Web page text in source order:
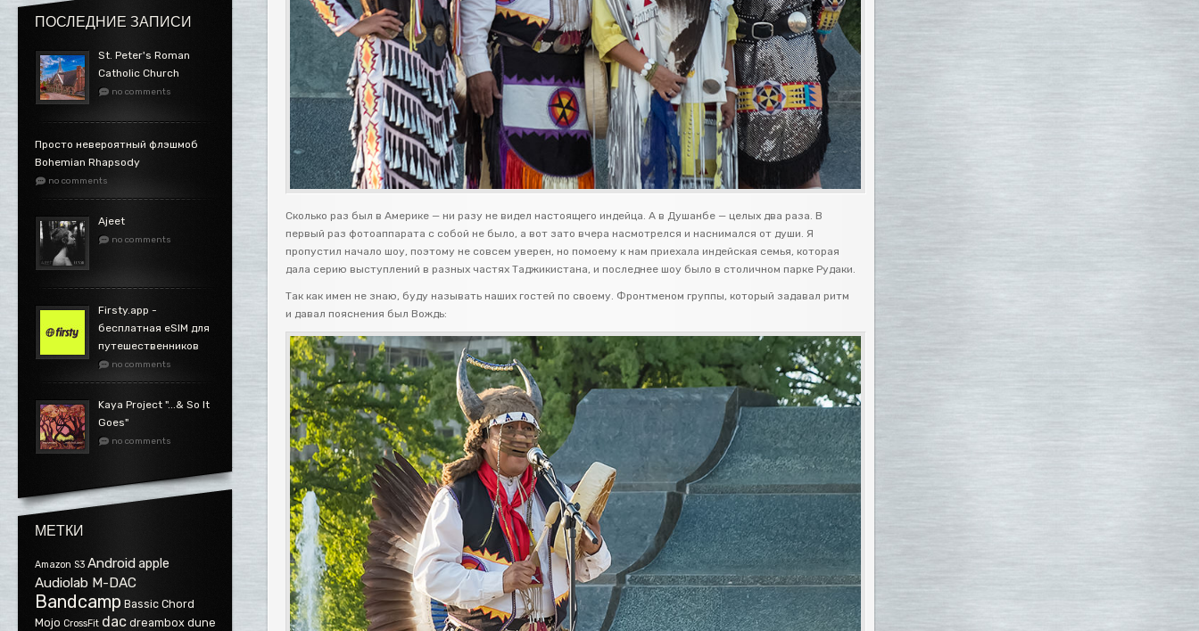
ПОСЛЕДНИЕ ЗАПИСИ
St. Peter's Roman
Catholic Church
no comments
Просто невероятный флэшмоб
Bohemian Rhapsody
no comments
Ajeet
no comments
Firsty.app -
бесплатная eSIM для
путешественников
no comments
Kaya Project ".​.​.​& So It
Goes"
no comments
МЕТКИ
Amazon S3 Androidapple
Audiolab M-DAC
Bandcamp Bassic Chord
Mojo CrossFit dac dreambox dune
Сколько раз был в Америке — ни разу не видел настоящего индейца. А в Душанбе — целых два раза. В
первый раз фотоаппарата с собой не было, а вот зато вчера насмотрелся и наснимался от души. Я
пропустил начало шоу, поэтому не совсем уверен, но помоему к нам приехала индейская семья, которая
дала серию выступлений в разных частях Таджикистана, и последнее шоу было в столичном парке Рудаки.
Так как имен не знаю, буду называть наших гостей по своему. Фронтменом группы, который задавал ритм
и давал пояснения был Вождь: